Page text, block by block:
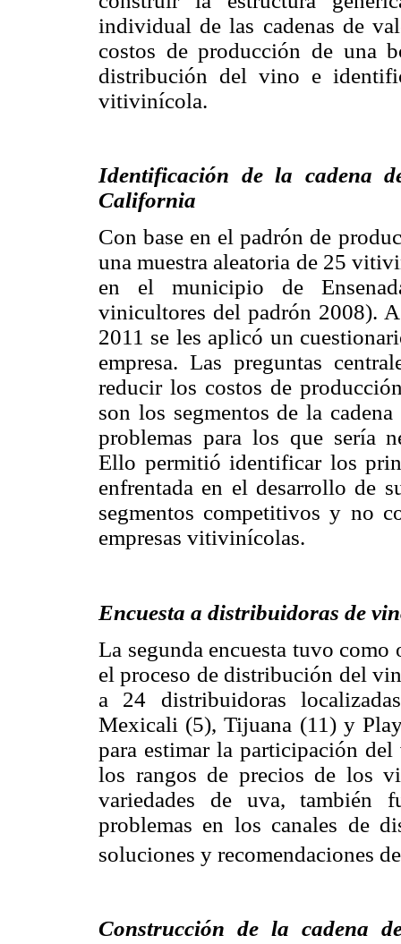
individual de las cadenas de
costos de producción de una
distribución del vino e
vitivinícola.
Identificación de la cadena
California
Con base en el padrón de
una muestra aleatoria de 25
en el municipio de
vinicultores del padrón 2008).
2011 se les aplicó un
empresa. Las preguntas
reducir los costos de
son los segmentos de la
problemas para los que sería
Ello permitió identificar los
enfrentada en el desarrollo de
segmentos competitivos y no
empresas vitivinícolas.
Encuesta a distribuidoras de
La segunda encuesta tuvo
el proceso de distribución del
a 24 distribuidoras
Mexicali (5), Tijuana (11) y
para estimar la participación
los rangos de precios de los
variedades de uva, también
problemas en los canales de
soluciones y recomendaciones
Construcción de la cadena